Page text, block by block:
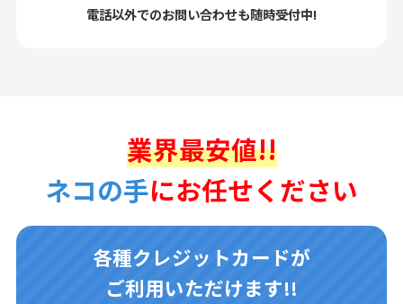
電話以外でのお問い合わせも随時受付中!
業界最安値!!
ネコの手にお任せください
各種クレジットカードが
ご利用いただけます!!